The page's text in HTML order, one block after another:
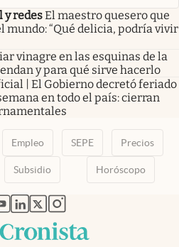
y redesEl maestro quesero que
mundo: “Qué delicia, podría vivir
vinagre en las esquinas de la
y para qué sirve hacerlo
| El Gobierno decretó feriado
en todo el país: cierran
Empleo SEPE Precios
Subsidio Horóscopo
en nueva pestaña
abre en nueva pestaña
abre en nueva pestaña
abre en nueva pestaña
abre en nueva pestaña